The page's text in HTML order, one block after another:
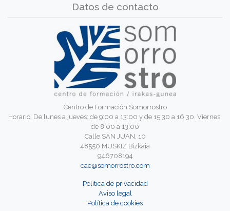
Datos de contacto
Centro de Formación Somorrostro
Horario: De lunes a jueves: de 9:00 a 13:00 y de 15:30 a 16:30. Viernes:
de 8:00 a 13:00
Calle SAN JUAN, 10
48550 MUSKIZ Bizkaia
946708194
cae@somorrostro.com
Política de privacidad
Aviso legal
Política de cookies